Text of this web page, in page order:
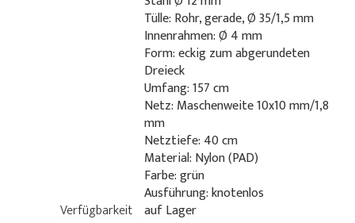
Tülle: Rohr, gerade, Ø 35/1,5 mm
Innenrahmen: Ø 4 mm
Form: eckig zum abgerundeten
Dreieck
Umfang: 157 cm
Netz: Maschenweite 10x10 mm/1,8
mm
Netztiefe: 40 cm
Material: Nylon (PAD)
Farbe: grün
Ausführung: knotenlos
Verfügbarkeit auf Lager